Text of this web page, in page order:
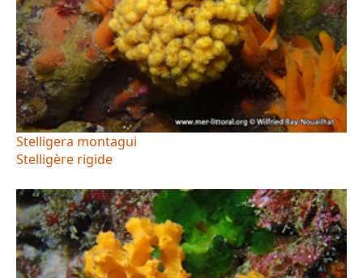
Stelligera montagui
Stelligère rigide